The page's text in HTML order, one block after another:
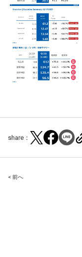
share：
Post
< 前へ